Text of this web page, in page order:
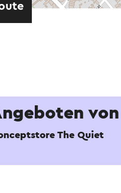
von
The Quiet